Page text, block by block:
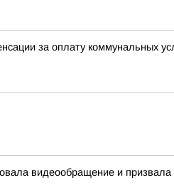
за оплату коммунальных
видеообращение и